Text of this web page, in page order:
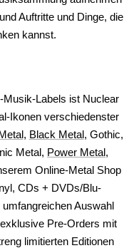
Auftritte und Dinge, die
kannst.
Labels ist Nuclear
Ikonen verschiedenster
, Black Metal, Gothic,
Metal, Power Metal,
Online-Metal Shop
CDs + DVDs/Blu-
Auswahl
Pre-Orders mit
limitierten Editionen